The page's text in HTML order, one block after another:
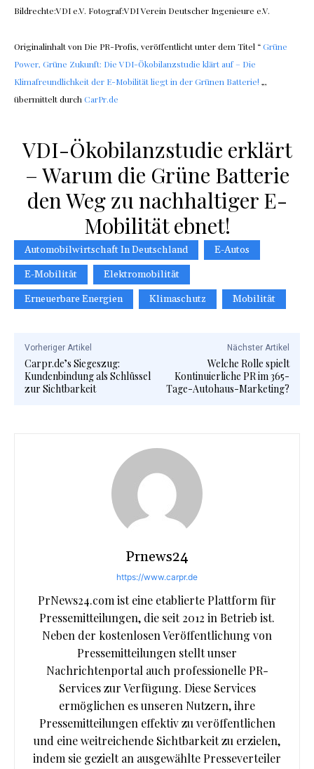
Bildrechte:VDI e.V. Fotograf:VDI Verein Deutscher Ingenieure e.V.
Originalinhalt von Die PR-Profis, veröffentlicht unter dem Titel “Grüne
Power, Grüne Zukunft: Die VDI-Ökobilanzstudie klärt auf – Die
Klimafreundlichkeit der E-Mobilität liegt in der Grünen Batterie! „,
übermittelt durch CarPr.de
VDI-Ökobilanzstudie erklärt
– Warum die Grüne Batterie
den Weg zu nachhaltiger E-
Mobilität ebnet!
Automobilwirtschaft In Deutschland
E-Autos
E-Mobilität
Elektromobilität
Erneuerbare Energien
Klimaschutz Mobilität
Vorheriger Artikel
Carpr.de’s Siegeszug:
Kundenbindung als Schlüssel
zur Sichtbarkeit
Nächster Artikel
Welche Rolle spielt
Kontinuierliche PR im 365-
Tage-Autohaus-Marketing?
Prnews24
https://www.carpr.de
PrNews24.com ist eine etablierte Plattform für
Pressemitteilungen, die seit 2012 in Betrieb ist.
Neben der kostenlosen Veröffentlichung von
Pressemitteilungen stellt unser
Nachrichtenportal auch professionelle PR-
Services zur Verfügung. Diese Services
ermöglichen es unseren Nutzern, ihre
Pressemitteilungen effektiv zu veröffentlichen
und eine weitreichende Sichtbarkeit zu erzielen,
indem sie gezielt an ausgewählte Presseverteiler